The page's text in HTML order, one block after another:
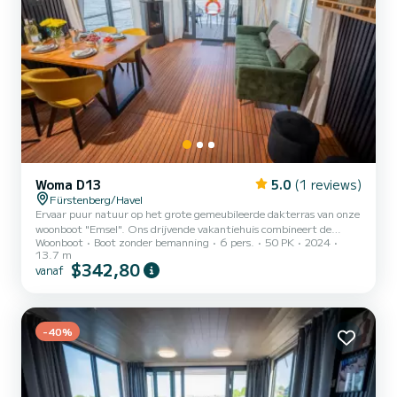
Woma D13 5.0 (1 reviews)
Fürstenberg/Havel
Ervaar puur natuur op het grote gemeubileerde dakterras van onze
woonboot "Emsel". Ons drijvende vakantiehuis combineert de
charme van een woonboot met de nieuwste technische eisen en
details in een modern design. Met zijn comfortabele uitrusting
voldoet het aan de eisen van een mooi vakantiehuis en biedt het
ingericht en heeft een woonoppervlakte van 48 vierkante meter.
Met de k...
Woonboot Boot zonder bemanning 6 pers. 50 PK
2024
13.7 m
vanaf $342,80
-40%